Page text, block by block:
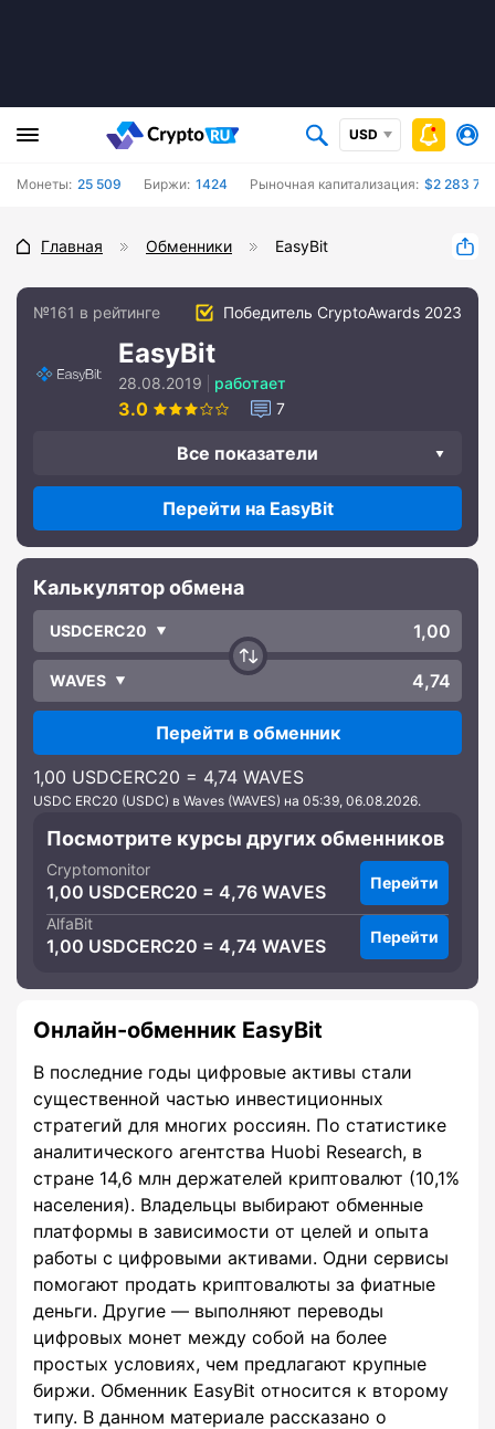
USD
Монеты: 25 509 Биржи: 1424 Рыночная капитализация: $2 283
Главная Обменники EasyBit
№161 в рейтинге Победитель CryptoAwards 2023
EasyBit
28.08.2019 работает
3.0 7
Все показатели
Перейти на EasyBit
Калькулятор обмена
USDCERC20
WAVES
Перейти в обменник
1,00 USDCERC20 = 4,74 WAVES
USDC ERC20 (USDC) в Waves (WAVES) на 05:39, 06.08.2026.
Посмотрите курсы других обменников
Cryptomonitor
1,00 USDCERC20 = 4,76 WAVES Перейти
AlfaBit
1,00 USDCERC20 = 4,74 WAVES Перейти
Онлайн-обменник EasyBit
В последние годы цифровые активы стали
существенной частью инвестиционных
стратегий для многих россиян. По статистике
аналитического агентства Huobi Research, в
стране 14,6 млн держателей криптовалют (10,1%
населения). Владельцы выбирают обменные
платформы в зависимости от целей и опыта
работы с цифровыми активами. Одни сервисы
помогают продать криптовалюты за фиатные
деньги. Другие — выполняют переводы
цифровых монет между собой на более
простых условиях, чем предлагают крупные
биржи. Обменник EasyBit относится к второму
типу. В данном материале рассказано о